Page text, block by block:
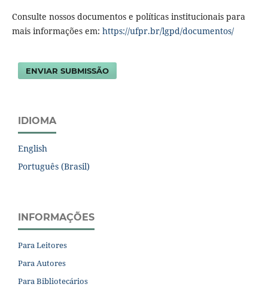
Consulte nossos documentos e políticas institucionais para
mais informações em: https://ufpr.br/lgpd/documentos/
ENVIAR SUBMISSÃO
IDIOMA
English
Português (Brasil)
INFORMAÇÕES
Para Leitores
Para Autores
Para Bibliotecários